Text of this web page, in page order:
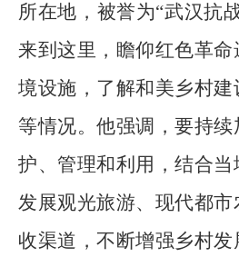
所在地，被誉为“武汉抗
来到这里，瞻仰红色革
境设施，了解和美乡村
等情况。他强调，要持
护、管理和利用，结合当
发展观光旅游、现代都
收渠道，不断增强乡村